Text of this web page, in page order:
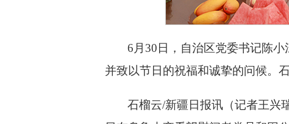
6月30日，自治区党委书记陈
并致以节日的祝福和诚挚的问候。
石榴云/新疆日报讯（记者王兴